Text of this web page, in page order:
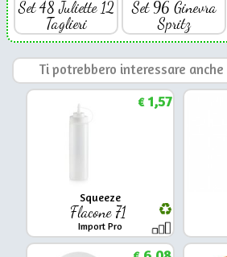
Set 48 Juliette 12
Taglieri
Set 96 Ginevra
Spritz
Ti potrebbero interessare
Squeeze
Flacone 71
Import Pro
€1,57